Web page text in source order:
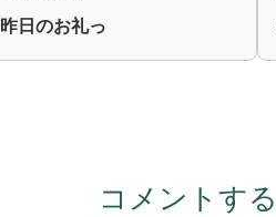
昨日のお礼っ
コメントする